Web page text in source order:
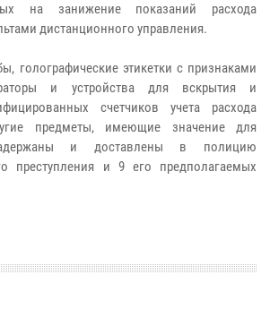
на занижение показаний расхода
дистанционного управления.
голографические этикетки с признаками
и устройства для вскрытия и
счетчиков учета расхода
предметы, имеющие значение для
и доставлены в полицию
преступления и 9 его предполагаемых